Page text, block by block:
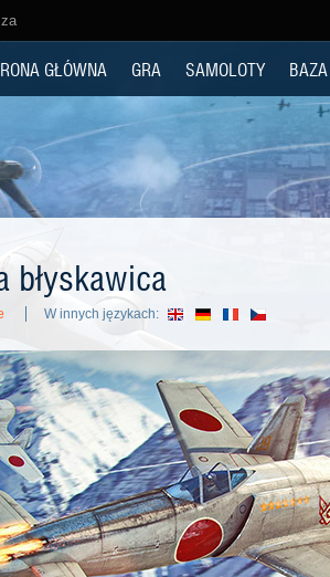
GŁÓWNA GRA SAMOLOTY
błyskawica
W innych językach: